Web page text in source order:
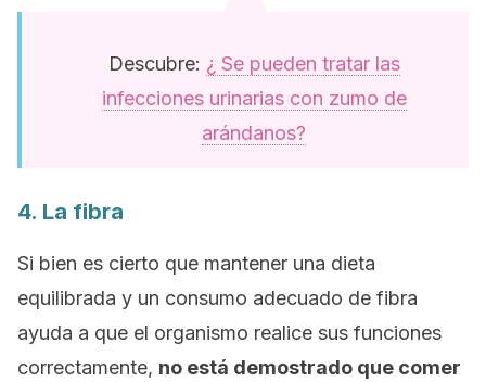
Descubre: ¿ Se pueden tratar las
infecciones urinarias con zumo de
arándanos?
4. La fibra
Si bien es cierto que mantener una dieta
equilibrada y un consumo adecuado de fibra
ayuda a que el organismo realice sus funciones
correctamente, no está demostrado que comer